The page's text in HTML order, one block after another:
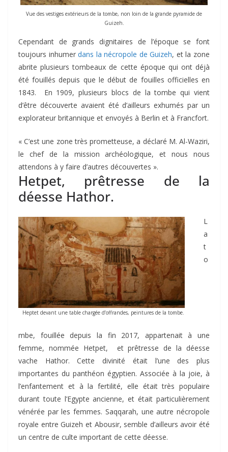
Vue des vestiges extérieurs de la tombe, non loin de la grande pyramide de
Guizeh.
Cependant de grands dignitaires de l’époque se font
toujours inhumerdans la nécropole de Guizeh, et la zone
abrite plusieurs tombeaux de cette époque qui ont déjà
été fouillés depuis que le début de fouilles officielles en
1843. En 1909, plusieurs blocs de la tombe qui vient
d’être découverte avaient été d’ailleurs exhumés par un
explorateur britannique et envoyés à Berlin et à Francfort.
« C’est une zone très prometteuse, a déclaré M. Al-Waziri,
le chef de la mission archéologique, et nous nous
attendons à y faire d’autres découvertes ».
Hetpet, prêtresse de la
déesse Hathor.
Heptet devant une table chargée d’offrandes, peintures de la tombe.
L
a
t
o
mbe, fouillée depuis la fin 2017, appartenait à une
femme, nommée Hetpet, et prêtresse de la déesse
vache Hathor. Cette divinité était l’une des plus
importantes du panthéon égyptien. Associée à la joie, à
l’enfantement et à la fertilité, elle était très populaire
durant toute l’Egypte ancienne, et était particulièrement
vénérée par les femmes. Saqqarah, une autre nécropole
royale entre Guizeh et Abousir, semble d’ailleurs avoir été
un centre de culte important de cette déesse.